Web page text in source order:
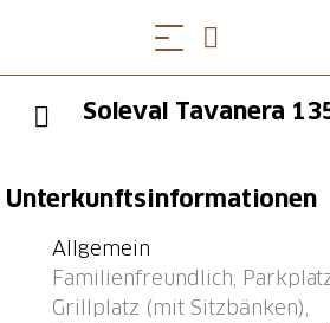
Soleval Tavanera
Unterkunftsinformationen
Allgemein
Familienfreundlich,
Grillplatz (mit Sitzbänken),